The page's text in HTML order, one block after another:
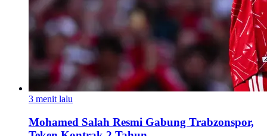
3 menit lalu
Mohamed Salah Resmi Gabung Trabzonspor,